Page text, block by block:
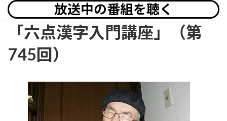
放送中の番組を聴く
「六点漢字入門講座」（第
745回）